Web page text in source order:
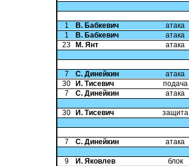
1 В. Бабкевич
атака
1
В. Бабкевич
атака
23
М. Янт атака
7 С. Динейкин
атака
30
И. Тисевич
подача
7
С. Динейкин атака
30 И. Тисевич защита
7 С. Динейкин атака
9 И. Яковлев блок